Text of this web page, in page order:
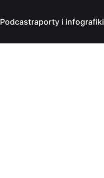
Podcastraporty i infografiki